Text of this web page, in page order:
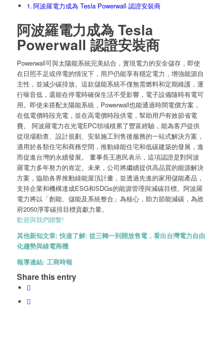
阿波羅電力成為 Tesla Powerwall 認證安裝商
阿波羅電力成為 Tesla
Powerwall 認證安裝商
Powerwall可與太陽能系統完美結合，實現電力的安全儲存，即使
在日照不足或停電的情況下，用戶仍能享有穩定電力，增強能源自
主性，並減少碳排放。這款儲能系統不僅無需燃料和定期維護，運
行噪音低，還能在停電時確保生活不受影響，電子設備隨時有電可
用。即使未搭配太陽能系統，Powerwall也能通過時間電價方案，
在低電價時段充電，並在高電價時段供電，幫助用戶有效節省電
費。 阿波羅電力在光電EPC領域積累了豐富經驗，能為客戶提供
從現場勘查、設計規劃、安裝施工到售後服務的一站式解決方案，
適用於各類住宅和商務空間，推動綠能住宅和低碳建築的發展，進
而促進台灣的永續發展。 董事長王惠民表示，這項認證是對阿波
羅電力多年努力的肯定。未來，公司將繼續提供高品質的能源解決
方案，協助各界推動綠能屋頂計畫，並透過先進的家用儲能產品，
支持企業和機構達成ESG和SDGs的能源管理與減碳目標。阿波羅
電力將以「創能、儲能及系統整合」為核心，助力節能減碳，為政
府2050淨零碳排目標貢獻力量。
歡迎與我們聯繫!
其他新知文章: 快速了解: 從三轉一到開放售電，看出台灣電力自由
化趨勢與綠電商機
報導連結: 工商時報
Share this entry